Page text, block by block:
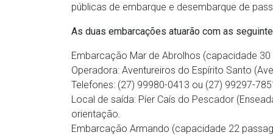
públicas de embarque e desembarque de
As duas embarcações atuarão com as
Embarcação Mar de Abrolhos (capacidade
Operadora: Aventureiros do Espírito Santo
Telefones: (27) 99980-0413 ou (27) 99297-
Local de saída: Píer Caís do Pescador
orientação.
Embarcação Armando (capacidade 22